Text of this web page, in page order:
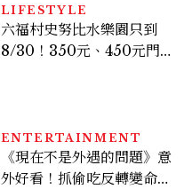
LIFESTYLE
六福村史努比水樂園只到
8/30！350元、450元門票
ENTERTAINMENT
《現在不是外遇的問題》意
外好看！抓偷吃反轉變命